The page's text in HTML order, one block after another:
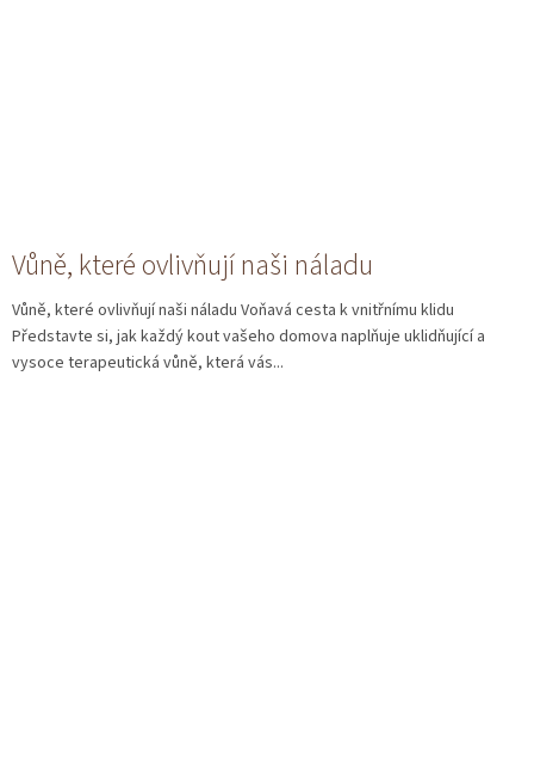
Vůně, které ovlivňují naši náladu
Vůně, které ovlivňují naši náladu Voňavá cesta k vnitřnímu klidu
Představte si, jak každý kout vašeho domova naplňuje uklidňující a
vysoce terapeutická vůně, která vás...